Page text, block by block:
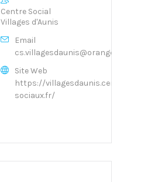
Centre Social
Villages d'Aunis
Email
cs.villagesdaunis@orange.fr
Site Web
https://villagesdaunis.centres-
sociaux.fr/